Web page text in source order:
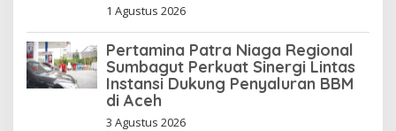
1 Agustus 2026
Pertamina Patra Niaga Regional
Sumbagut Perkuat Sinergi Lintas
Instansi Dukung Penyaluran BBM
di Aceh
3 Agustus 2026